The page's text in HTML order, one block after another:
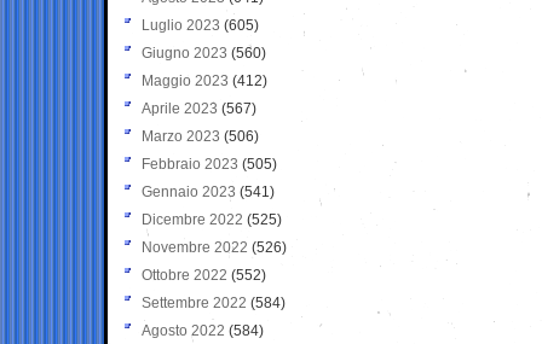
Luglio 2023 (605)
Giugno 2023 (560)
Maggio 2023 (412)
Aprile 2023 (567)
Marzo 2023 (506)
Febbraio 2023 (505)
Gennaio 2023 (541)
Dicembre 2022 (525)
Novembre 2022 (526)
Ottobre 2022 (552)
Settembre 2022 (584)
Agosto 2022 (584)